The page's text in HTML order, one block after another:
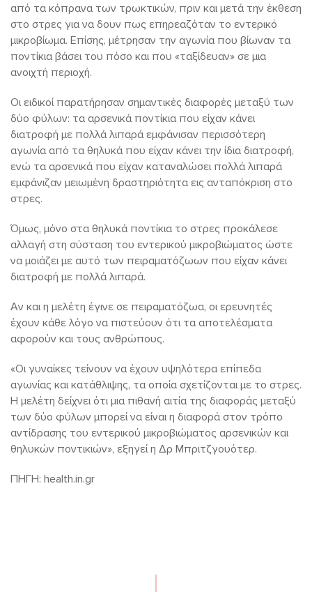
από τα κόπρανα των τρωκτικών, πριν και μετά την έκθεση
στο στρες για να δουν πως επηρεαζόταν το εντερικό
μικροβίωμα. Επίσης, μέτρησαν την αγωνία που βίωναν τα
ποντίκια βάσει του πόσο και που «ταξίδευαν» σε μια
ανοιχτή περιοχή.
Οι ειδικοί παρατήρησαν σημαντικές διαφορές μεταξύ των
δύο φύλων: τα αρσενικά ποντίκια που είχαν κάνει
διατροφή με πολλά λιπαρά εμφάνισαν περισσότερη
αγωνία από τα θηλυκά που είχαν κάνει την ίδια διατροφή,
ενώ τα αρσενικά που είχαν καταναλώσει πολλά λιπαρά
εμφάνιζαν μειωμένη δραστηριότητα εις ανταπόκριση στο
στρες.
Όμως, μόνο στα θηλυκά ποντίκια το στρες προκάλεσε
αλλαγή στη σύσταση του εντερικού μικροβιώματος ώστε
να μοιάζει με αυτό των πειραματόζωων που είχαν κάνει
διατροφή με πολλά λιπαρά.
Αν και η μελέτη έγινε σε πειραματόζωα, οι ερευνητές
έχουν κάθε λόγο να πιστεύουν ότι τα αποτελέσματα
αφορούν και τους ανθρώπους.
«Οι γυναίκες τείνουν να έχουν υψηλότερα επίπεδα
αγωνίας και κατάθλιψης, τα οποία σχετίζονται με το στρες.
Η μελέτη δείχνει ότι μια πιθανή αιτία της διαφοράς μεταξύ
των δύο φύλων μπορεί να είναι η διαφορά στον τρόπο
αντίδρασης του εντερικού μικροβιώματος αρσενικών και
θηλυκών ποντικιών», εξηγεί η Δρ Μπριτζγουότερ.
ΠΗΓΗ: health.in.gr